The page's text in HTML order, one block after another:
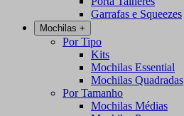
Garrafas e Squeezes
Mochilas +
Por Tipo
Kits
Mochilas Essential
Mochilas Quadradas
Por Tamanho
Mochilas Médias